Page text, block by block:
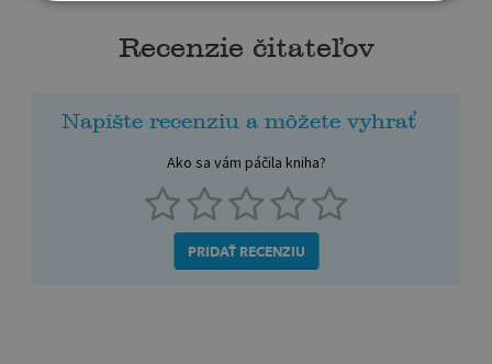
Recenzie čitateľov
Napíšte recenziu a môžete vyhrať
Ako sa vám páčila kniha?
PRIDAŤ RECENZIU